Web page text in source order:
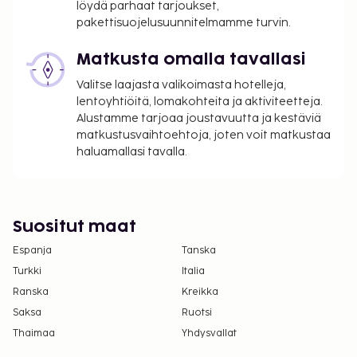
Kaupungin perimä vero: 2.50 EUR per henkilö
vanhoilta lapsilta.
Tässä on mainittu kaikki majoituspaikan meille
ilmoittamat maksut.
Katettu omatoiminen pysäköinti: 20 EUR per
Yllä oleva luettelo ei ehkä kata kaikkea. Maksut ja
takuumaksut eivät välttämättä sisällä veroja, ja ne
saattavat muuttua.
Kaikkien asiakkaiden, myös lasten, tulee olla
läsnä sisäänkirjautumisen yhteydessä, ja heidän
löydä parhaat tarjoukset,
pakettisuojelusuunnitelmamme turvin.
Matkusta omalla tavallasi
Valitse laajasta valikoimasta hotelleja,
lentoyhtiöitä, lomakohteita ja aktiviteetteja.
Alustamme tarjoaa joustavuutta ja kestäviä
matkustusvaihtoehtoja, joten voit matkustaa
haluamallasi tavalla.
Suositut maat
Espanja
Tanska
Turkki
Italia
Ranska
Kreikka
Saksa
Ruotsi
Thaimaa
Yhdysvallat